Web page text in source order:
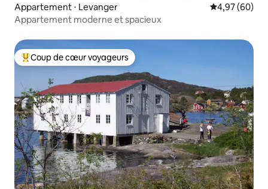
Appartement ⋅ Levanger Évaluation
4,97 (60)
Appartement moderne et spacieux
Coups de cœur voyageurs les plus appréciés
Coup de cœur voyageurs